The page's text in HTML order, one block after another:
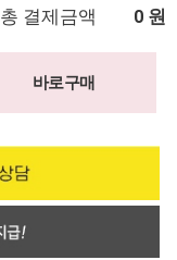
총 결제금액 0 원
바로구매